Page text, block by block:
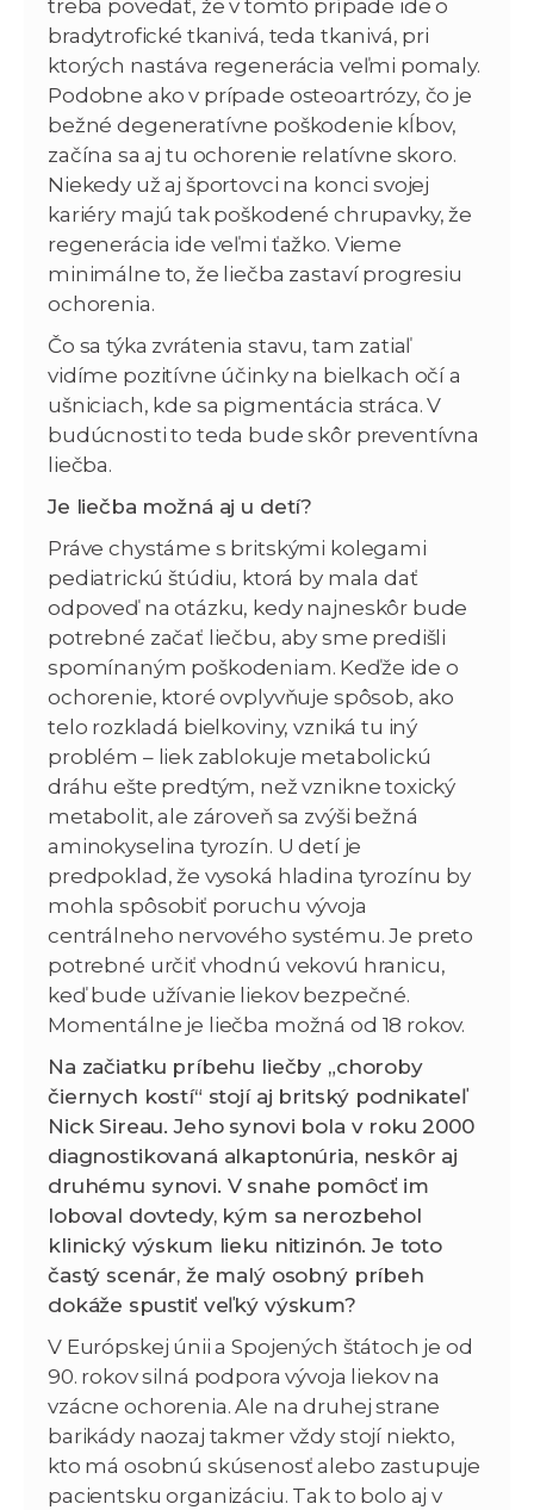
treba povedať, že v tomto prípade ide o
bradytrofické tkanivá, teda tkanivá, pri
ktorých nastáva regenerácia veľmi pomaly.
Podobne ako v prípade osteoartrózy, čo je
bežné degeneratívne poškodenie kĺbov,
začína sa aj tu ochorenie relatívne skoro.
Niekedy už aj športovci na konci svojej
kariéry majú tak poškodené chrupavky, že
regenerácia ide veľmi ťažko. Vieme
minimálne to, že liečba zastaví progresiu
ochorenia.
Čo sa týka zvrátenia stavu, tam zatiaľ
vidíme pozitívne účinky na bielkach očí a
ušniciach, kde sa pigmentácia stráca. V
budúcnosti to teda bude skôr preventívna
liečba.
Je liečba možná aj u detí?
Práve chystáme s britskými kolegami
pediatrickú štúdiu, ktorá by mala dať
odpoveď na otázku, kedy najneskôr bude
potrebné začať liečbu, aby sme predišli
spomínaným poškodeniam. Keďže ide o
ochorenie, ktoré ovplyvňuje spôsob, ako
telo rozkladá bielkoviny, vzniká tu iný
problém – liek zablokuje metabolickú
dráhu ešte predtým, než vznikne toxický
metabolit, ale zároveň sa zvýši bežná
aminokyselina tyrozín. U detí je
predpoklad, že vysoká hladina tyrozínu by
mohla spôsobiť poruchu vývoja
centrálneho nervového systému. Je preto
potrebné určiť vhodnú vekovú hranicu,
keď bude užívanie liekov bezpečné.
Momentálne je liečba možná od 18 rokov.
Na začiatku príbehu liečby „choroby
čiernych kostí“ stojí aj britský podnikateľ
Nick Sireau. Jeho synovi bola v roku 2000
diagnostikovaná alkaptonúria, neskôr aj
druhému synovi. V snahe pomôcť im
loboval dovtedy, kým sa nerozbehol
klinický výskum lieku nitizinón. Je toto
častý scenár, že malý osobný príbeh
dokáže spustiť veľký výskum?
V Európskej únii a Spojených štátoch je od
90. rokov silná podpora vývoja liekov na
vzácne ochorenia. Ale na druhej strane
barikády naozaj takmer vždy stojí niekto,
kto má osobnú skúsenosť alebo zastupuje
pacientsku organizáciu. Tak to bolo aj v